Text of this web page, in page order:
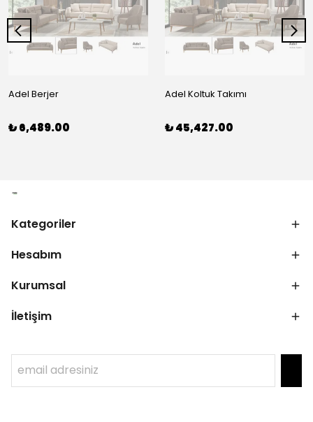
Adel Berjer
₺ 6,489.00
Adel Koltuk Takımı
₺ 45,427.00
Kategoriler
Hesabım
Kurumsal
İletişim